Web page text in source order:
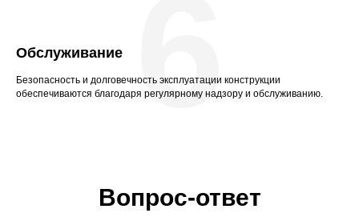
Обслуживание
Безопасность и долговечность эксплуатации конструкции
обеспечиваются благодаря регулярному надзору и обслуживанию.
6
Вопрос-ответ